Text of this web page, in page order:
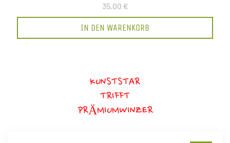
35,00 €
IN DEN WARENKORB
KUNSTSTAR
TRIFFT
PRÄMIUMWINZER